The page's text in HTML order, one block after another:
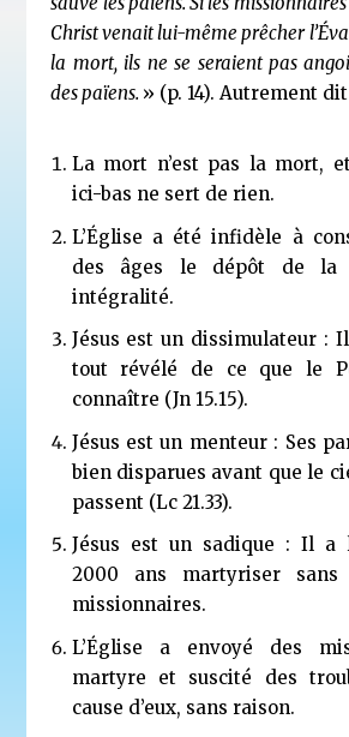
Christ venait lui-même prêcher
la mort, ils ne se seraient pas
des païens. » (p. 14). Autrement dit
La mort n’est pas la mort,
ici-bas ne sert de rien.
L’Église a été infidèle à
des âges le dépôt de la
intégralité.
Jésus est un dissimulateur :
tout révélé de ce que le
connaître (Jn 15.15).
Jésus est un menteur : Ses
bien disparues avant que le
passent (Lc 21.33).
Jésus est un sadique : Il a
2000 ans martyriser sans
missionnaires.
L’Église a envoyé des
martyre et suscité des
cause d’eux, sans raison.